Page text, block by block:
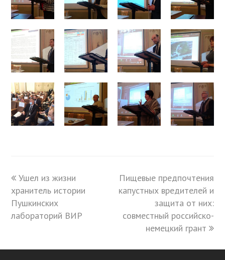
previous
post:
Ушел из жизни
хранитель истории
Пушкинских
лабораторий ВИР
next
post:
Пищевые предпочтения
капустных вредителей и
защита от них:
совместный российско-
немецкий грант